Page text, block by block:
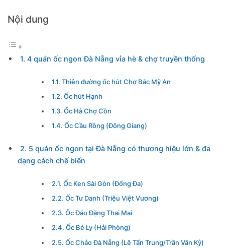
Nội dung
1. 4 quán ốc ngon Đà Nẵng vỉa hè & chợ truyền thống
1.1. Thiên đường ốc hút Chợ Bắc Mỹ An
1.2. Ốc hút Hạnh
1.3. Ốc Hà Chợ Cồn
1.4. Ốc Cầu Rồng (Đông Giang)
2. 5 quán ốc ngon tại Đà Nẵng có thương hiệu lớn & đa
dạng cách chế biến
2.1. Ốc Ken Sài Gòn (Đống Đa)
2.2. Ốc Tư Danh (Triệu Việt Vương)
2.3. Ốc Đảo Đặng Thai Mai
2.4. Ốc Bé Ly (Hải Phòng)
2.5. Ốc Chảo Đà Nẵng (Lê Tấn Trung/Trần Văn Kỷ)